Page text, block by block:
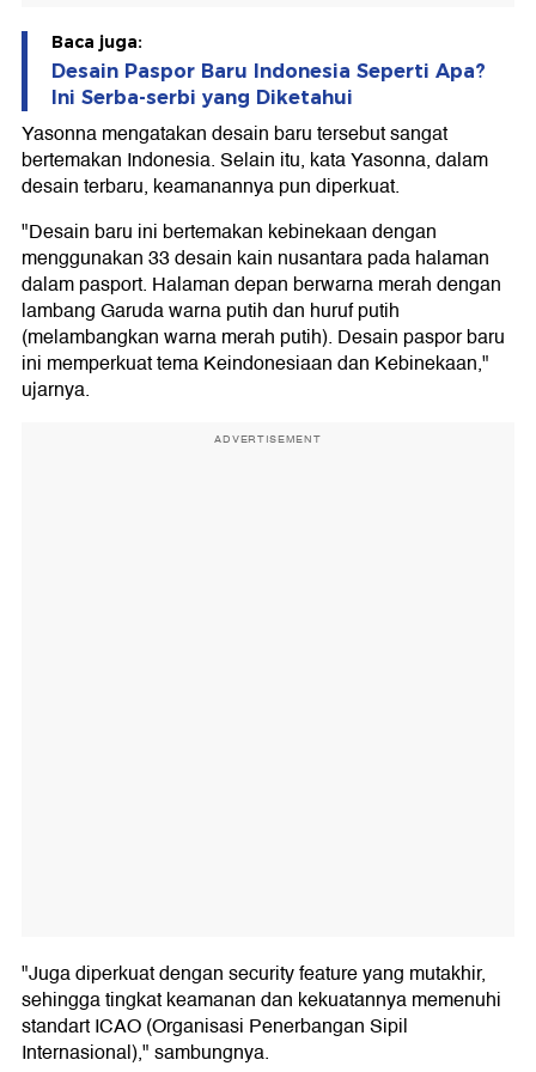
Baca juga:
Desain Paspor Baru Indonesia Seperti Apa?
Ini Serba-serbi yang Diketahui
Yasonna mengatakan desain baru tersebut sangat
bertemakan Indonesia. Selain itu, kata Yasonna, dalam
desain terbaru, keamanannya pun diperkuat.
"Desain baru ini bertemakan kebinekaan dengan
menggunakan 33 desain kain nusantara pada halaman
dalam pasport. Halaman depan berwarna merah dengan
lambang Garuda warna putih dan huruf putih
(melambangkan warna merah putih). Desain paspor baru
ini memperkuat tema Keindonesiaan dan Kebinekaan,"
ujarnya.
ADVERTISEMENT
"Juga diperkuat dengan security feature yang mutakhir,
sehingga tingkat keamanan dan kekuatannya memenuhi
standart ICAO (Organisasi Penerbangan Sipil
Internasional)," sambungnya.